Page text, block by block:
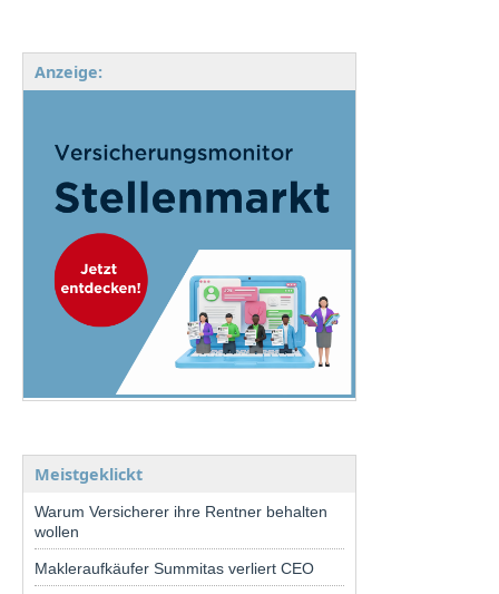
Anzeige:
Meistgeklickt
Warum Versicherer ihre Rentner behalten
wollen
Makleraufkäufer Summitas verliert CEO